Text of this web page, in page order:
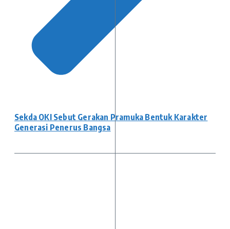
Sekda OKI Sebut Gerakan Pramuka Bentuk Karakter
Generasi Penerus Bangsa